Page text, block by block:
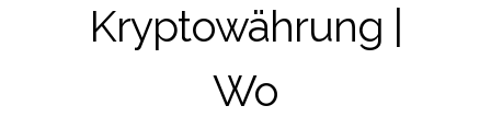
Kryptowährung |
Wo